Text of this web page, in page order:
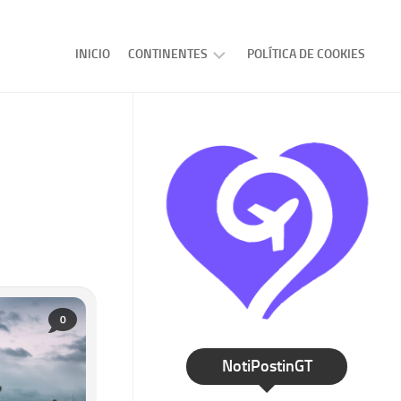
INICIO CONTINENTES
AFRICA
OCEANIA
POLÍTICA DE COOKIES
0
NotiPostinGT